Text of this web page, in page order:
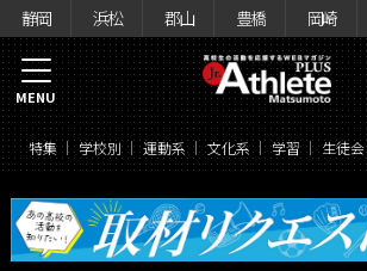
静岡 浜松 郡山 豊橋 岡崎
特集 学校別 運動系 文化系 学習 生徒会
MENU